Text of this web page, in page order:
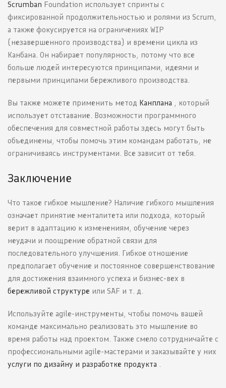
Scrumban Foundation использует спринты с
фиксированной продолжительностью и ролями из Scrum,
а также фокусируется на ограничениях WIP
(незавершенного производства) и времени цикла из
Канбана. Он набирает популярность, потому что все
больше людей интересуются принципами, идеями и
первыми принципами бережливого производства.
Вы также можете применить метод Канплана , который
использует отставание. Возможности программного
обеспечения для совместной работы здесь могут быть
объединены, чтобы помочь этим командам работать, не
ограничиваясь инструментами. Все зависит от тебя.
Заключение
Что такое гибкое мышление? Наличие гибкого мышления
означает принятие менталитета или подхода, который
верит в адаптацию к изменениям, обучение через
неудачи и поощрение обратной связи для
последовательного улучшения. Гибкое отношение
предполагает обучение и постоянное совершенствование
для достижения взаимного успеха и бизнес-вех в
бережливой структуре или SAF и т. д.
Используйте agile-инструменты, чтобы помочь вашей
команде максимально реализовать это мышление во
время работы над проектом. Также смело сотрудничайте с
профессиональными agile-мастерами и заказывайте у них
услуги по дизайну и разработке продукта